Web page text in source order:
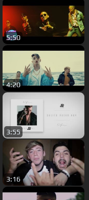
5:50
4:20
3:55
3:16